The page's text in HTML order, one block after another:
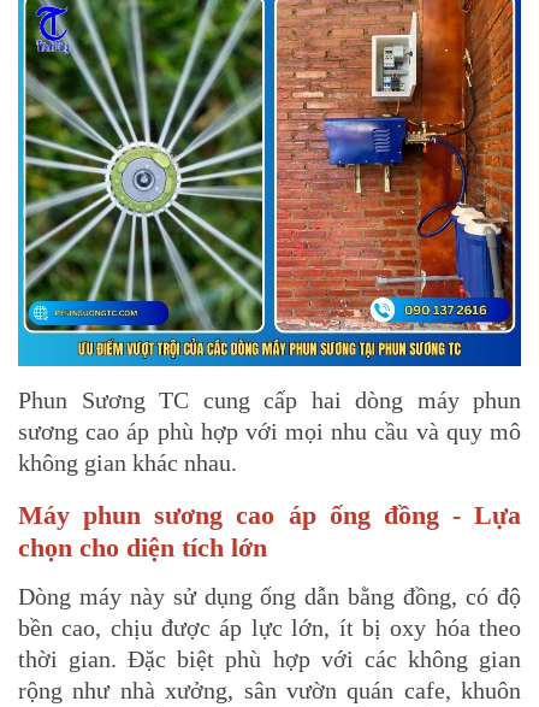
Phun Sương TC cung cấp hai dòng máy phun
sương cao áp phù hợp với mọi nhu cầu và quy mô
không gian khác nhau.
Máy phun sương cao áp ống đồng - Lựa
chọn cho diện tích lớn
Dòng máy này sử dụng ống dẫn bằng đồng, có độ
bền cao, chịu được áp lực lớn, ít bị oxy hóa theo
thời gian. Đặc biệt phù hợp với các không gian
rộng như nhà xưởng, sân vườn quán cafe, khuôn